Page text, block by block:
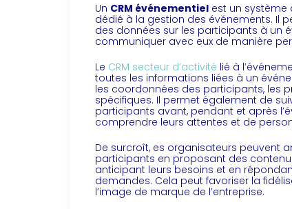
Un CRM événementiel est un système
dédié à la gestion des événements. Il
des données sur les participants à un
communiquer avec eux de manière
Le CRM secteur d’activité lié à
toutes les informations liées à un
les coordonnées des participants, les
spécifiques. Il permet également de
participants avant, pendant et après
comprendre leurs attentes et de
De surcroît, es organisateurs peuvent
participants en proposant des
anticipant leurs besoins et en
demandes. Cela peut favoriser la
l’image de marque de l’entreprise.